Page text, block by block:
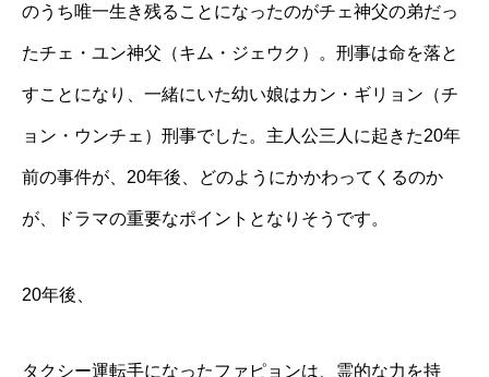
のうち唯一生き残ることになったのがチェ神父の弟だっ
たチェ・ユン神父（キム・ジェウク）。刑事は命を落と
すことになり、一緒にいた幼い娘はカン・ギリョン（チ
ョン・ウンチェ）刑事でした。主人公三人に起きた20年
前の事件が、20年後、どのようにかかわってくるのか
が、ドラマの重要なポイントとなりそうです。
20年後、
タクシー運転手になったファピョンは、霊的な力を持